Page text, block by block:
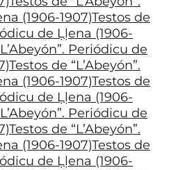
(1906-1907)Testos de
de Ḷḷena (1906-
Periódicu de
de “L’Abeyón”.
(1906-1907)Testos de
de Ḷḷena (1906-
Periódicu de
de “L’Abeyón”.
(1906-1907)Testos de
de Ḷḷena (1906-